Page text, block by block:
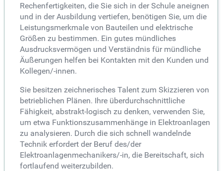
Rechenfertigkeiten, die Sie sich in der Schule aneignen
und in der Ausbildung vertiefen, benötigen Sie, um die
Leistungsmerkmale von Bauteilen und elektrische
Größen zu bestimmen. Ein gutes mündliches
Ausdrucksvermögen und Verständnis für mündliche
Äußerungen helfen bei Kontakten mit den Kunden und
Kollegen/-innen.
Sie besitzen zeichnerisches Talent zum Skizzieren von
betrieblichen Plänen. Ihre überdurchschnittliche
Fähigkeit, abstrakt-logisch zu denken, verwenden Sie,
um etwa Funktionszusammenhänge in Elektroanlagen
zu analysieren. Durch die sich schnell wandelnde
Technik erfordert der Beruf des/der
Elektroanlagenmechanikers/-in, die Bereitschaft, sich
fortlaufend weiterzubilden.